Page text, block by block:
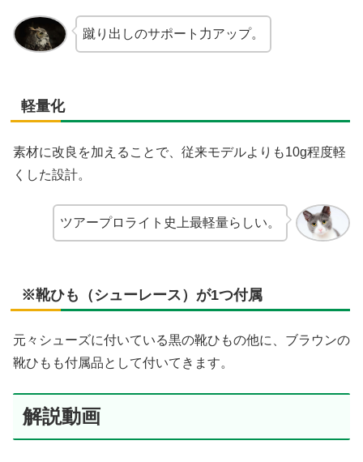
蹴り出しのサポート力アップ。
軽量化
素材に改良を加えることで、従来モデルよりも10g程度軽
くした設計。
ツアープロライト史上最軽量らしい。
※靴ひも（シューレース）が1つ付属
元々シューズに付いている黒の靴ひもの他に、ブラウンの
靴ひもも付属品として付いてきます。
解説動画